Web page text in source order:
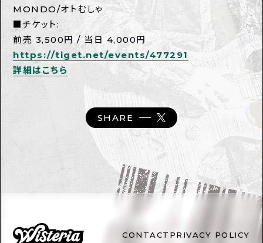
MONDO/オトむしゃ
■チケット:
前売 3,500円 / 当日 4,000円
https://tiget.net/events/477291
詳細はこちら
SHARE
CONTACT PRIVACY POLICY